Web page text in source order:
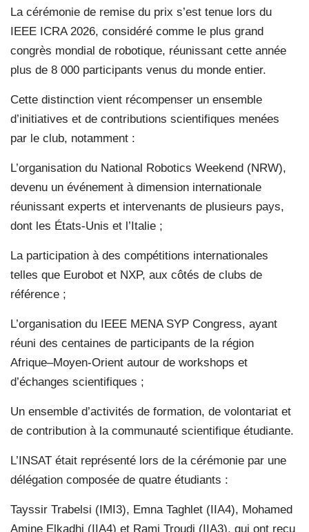
La cérémonie de remise du prix s’est tenue lors du
IEEE ICRA 2026, considéré comme le plus grand
congrès mondial de robotique, réunissant cette année
plus de 8 000 participants venus du monde entier.
Cette distinction vient récompenser un ensemble
d’initiatives et de contributions scientifiques menées
par le club, notamment :
L’organisation du National Robotics Weekend (NRW),
devenu un événement à dimension internationale
réunissant experts et intervenants de plusieurs pays,
dont les États-Unis et l’Italie ;
La participation à des compétitions internationales
telles que Eurobot et NXP, aux côtés de clubs de
référence ;
L’organisation du IEEE MENA SYP Congress, ayant
réuni des centaines de participants de la région
Afrique–Moyen-Orient autour de workshops et
d’échanges scientifiques ;
Un ensemble d’activités de formation, de volontariat et
de contribution à la communauté scientifique étudiante.
L’INSAT était représenté lors de la cérémonie par une
délégation composée de quatre étudiants :
Tayssir Trabelsi (IMI3), Emna Taghlet (IIA4), Mohamed
Amine Elkadhi (IIA4) et Rami Troudi (IIA3), qui ont reçu